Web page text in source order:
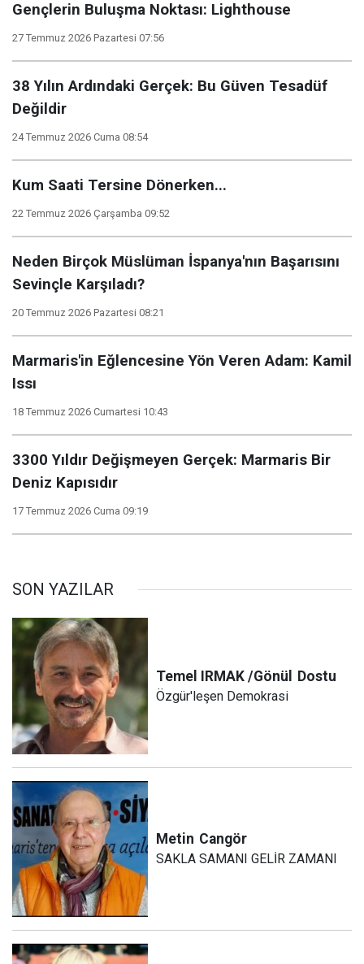
Gençlerin Buluşma Noktası: Lighthouse
27 Temmuz 2026 Pazartesi 07:56
38 Yılın Ardındaki Gerçek: Bu Güven Tesadüf
Değildir
24 Temmuz 2026 Cuma 08:54
Kum Saati Tersine Dönerken...
22 Temmuz 2026 Çarşamba 09:52
Neden Birçok Müslüman İspanya'nın Başarısını
Sevinçle Karşıladı?
20 Temmuz 2026 Pazartesi 08:21
Marmaris'in Eğlencesine Yön Veren Adam: Kamil
Issı
18 Temmuz 2026 Cumartesi 10:43
3300 Yıldır Değişmeyen Gerçek: Marmaris Bir
Deniz Kapısıdır
17 Temmuz 2026 Cuma 09:19
SON YAZILAR
Temel IRMAK /Gönül Dostu
Özgür'leşen Demokrasi
Metin Cangör
SAKLA SAMANI GELİR ZAMANI